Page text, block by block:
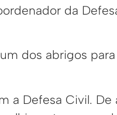
da
dos abrigos
a Defesa Civil.